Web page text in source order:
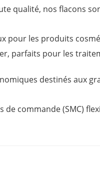
qualité, nos flacons
pour les produits
parfaits pour les
destinés aux
commande (SMC)